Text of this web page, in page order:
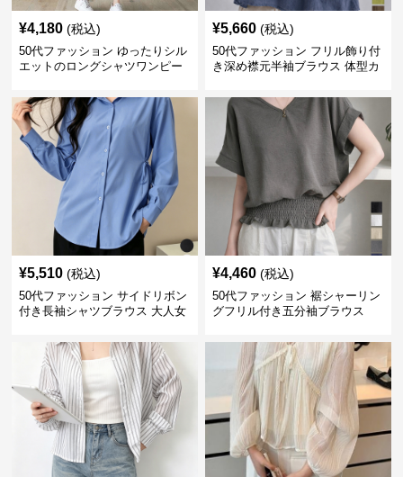
¥4,180 (税込)
50代ファッション ゆったりシル
エットのロングシャツワンピー
¥5,660 (税込)
50代ファッション フリル飾り付
き深め襟元半袖ブラウス 体型カ
¥5,510 (税込)
50代ファッション サイドリボン
付き長袖シャツブラウス 大人女
¥4,460 (税込)
50代ファッション 裾シャーリン
グフリル付き五分袖ブラウス